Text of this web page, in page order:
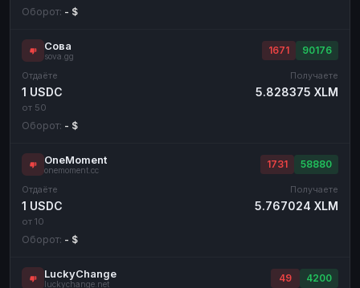
Оборот: - $
Сова
sova.gg
1671 90176
Отдаёте
1 USDC
от 50
Получаете
5.828375 XLM
Оборот: - $
OneMoment
onemoment.cc
1731 58880
Отдаёте
1 USDC
от 10
Получаете
5.767024 XLM
Оборот: - $
LuckyChange
luckychange.net
49 4200